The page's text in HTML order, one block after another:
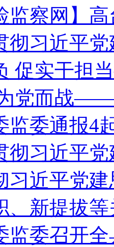
监察网】
彻习近平
促实干
党而战
监委通报4
彻习近平
习近平党
、新提拔
监委召开